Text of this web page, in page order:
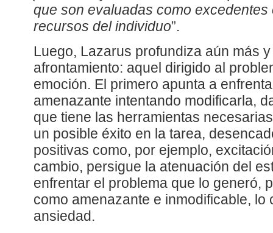
que son evaluadas como
recursos del individuo”.
Luego, Lazarus profundiza aún más
afrontamiento: aquel dirigido al
emoción. El primero apunta a
amenazante intentando modificarla,
que tiene las herramientas
un posible éxito en la tarea,
positivas como, por ejemplo,
cambio, persigue la atenuación del
enfrentar el problema que lo generó,
como amenazante e inmodificable, lo
ansiedad.